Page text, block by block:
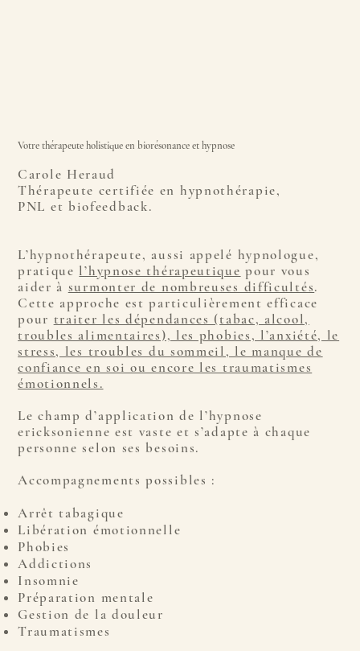
Votre thérapeute holistique en biorésonance et hypnose
Carole Heraud
Thérapeute certifiée en hypnothérapie,
PNL et biofeedback.
L’hypnothérapeute, aussi appelé hypnologue,
pratique l’hypnose thérapeutique pour vous
aider à surmonter de nombreuses difficultés.
Cette approche est particulièrement efficace
pour traiter les dépendances (tabac, alcool,
troubles alimentaires), les phobies, l’anxiété, le
stress, les troubles du sommeil, le manque de
confiance en soi ou encore les traumatismes
émotionnels.
Le champ d’application de l’hypnose
ericksonienne est vaste et s’adapte à chaque
personne selon ses besoins.
Accompagnements possibles :
Arrêt tabagique
Libération émotionnelle
Phobies
Addictions
Insomnie
Préparation mentale
Gestion de la douleur
Traumatismes